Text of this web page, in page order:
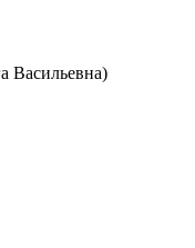
Васильевна)